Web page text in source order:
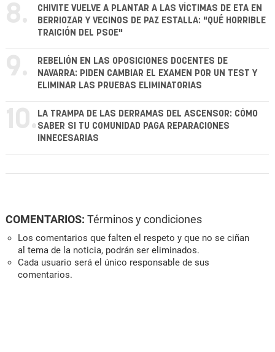
8.
CHIVITE VUELVE A PLANTAR A LAS VÍCTIMAS DE ETA EN
BERRIOZAR Y VECINOS DE PAZ ESTALLA: "QUÉ HORRIBLE
TRAICIÓN DEL PSOE"
9.
REBELIÓN EN LAS OPOSICIONES DOCENTES DE
NAVARRA: PIDEN CAMBIAR EL EXAMEN POR UN TEST Y
ELIMINAR LAS PRUEBAS ELIMINATORIAS
10. LA TRAMPA DE LAS DERRAMAS DEL ASCENSOR: CÓMO
SABER SI TU COMUNIDAD PAGA REPARACIONES
INNECESARIAS
COMENTARIOS: Términos y condiciones
Los comentarios que falten el respeto y que no se ciñan
al tema de la noticia, podrán ser eliminados.
Cada usuario será el único responsable de sus
comentarios.